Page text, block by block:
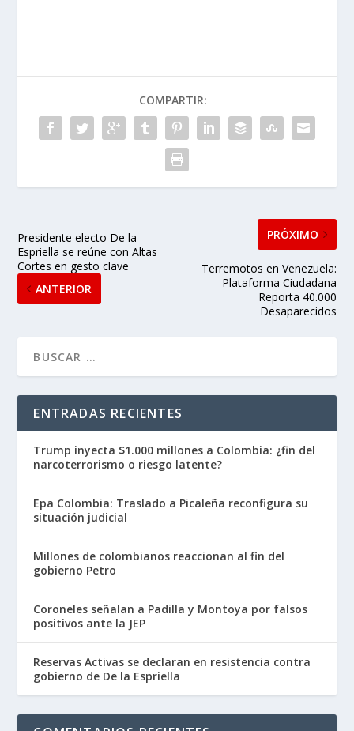
COMPARTIR:
Presidente electo De la
Espriella se reúne con Altas
Cortes en gesto clave
ANTERIOR
PRÓXIMO
Terremotos en Venezuela:
Plataforma Ciudadana
Reporta 40.000
Desaparecidos
ENTRADAS RECIENTES
Trump inyecta $1.000 millones a Colombia: ¿fin del
narcoterrorismo o riesgo latente?
Epa Colombia: Traslado a Picaleña reconfigura su
situación judicial
Millones de colombianos reaccionan al fin del
gobierno Petro
Coroneles señalan a Padilla y Montoya por falsos
positivos ante la JEP
Reservas Activas se declaran en resistencia contra
gobierno de De la Espriella